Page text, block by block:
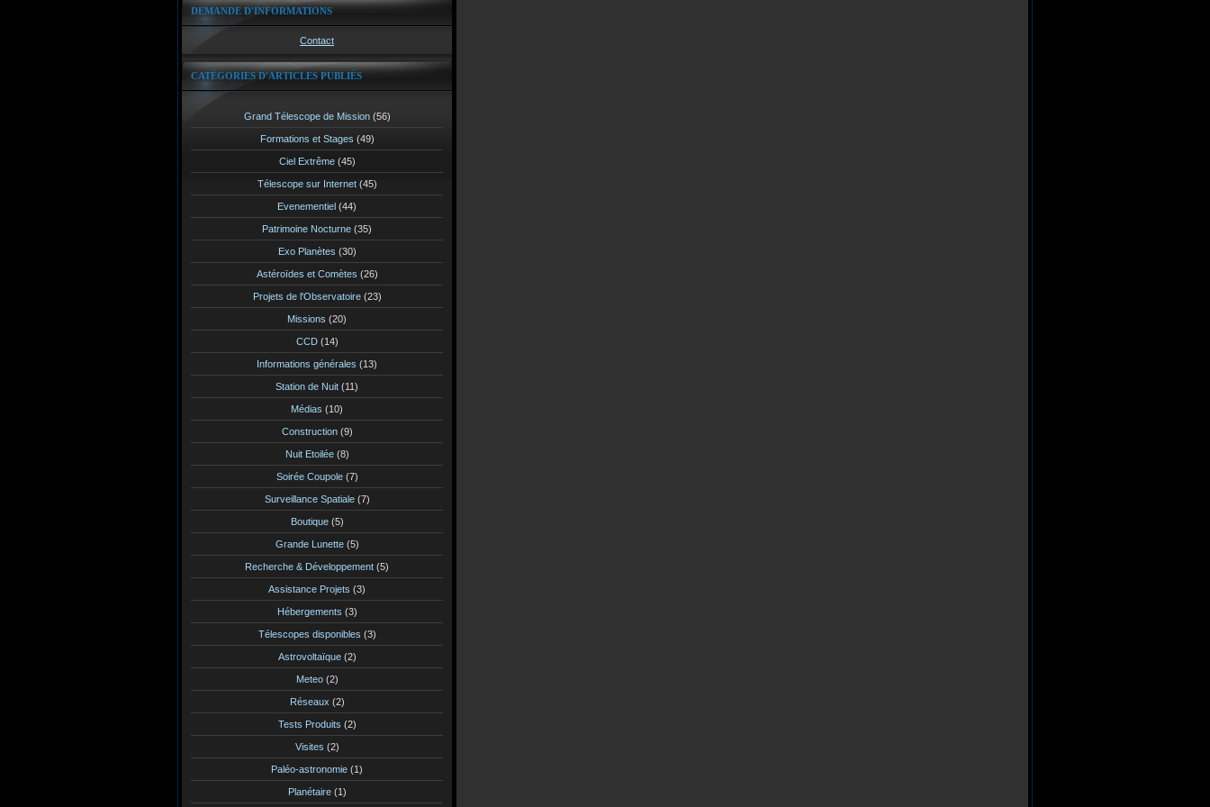
DEMANDE D'INFORMATIONS
Contact
CATÉGORIES D'ARTICLES PUBLIÉS
Grand Télescope de Mission(56)
Formations et Stages (49)
Ciel Extrême(45)
Télescope sur Internet(45)
Evenementiel (44)
Patrimoine Nocturne (35)
Exo Planètes (30)
Astéroïdes et Comètes (26)
Projets de l'Observatoire(23)
Missions (20)
CCD(14)
Informations générales (13)
Station de Nuit (11)
Médias (10)
Construction(9)
Nuit Etoilée(8)
Soirée Coupole(7)
Surveillance Spatiale(7)
Boutique(5)
Grande Lunette(5)
Recherche & Développement (5)
Assistance Projets (3)
Hébergements (3)
Télescopes disponibles (3)
Astrovoltaïque(2)
Meteo(2)
Réseaux (2)
Tests Produits (2)
Visites (2)
Paléo-astronomie (1)
Planétaire(1)